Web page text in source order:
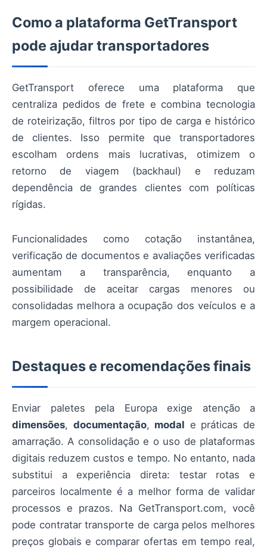
Como a plataforma GetTransport
pode ajudar transportadores
GetTransport oferece uma plataforma que
centraliza pedidos de frete e combina tecnologia
de roteirização, filtros por tipo de carga e histórico
de clientes. Isso permite que transportadores
escolham ordens mais lucrativas, otimizem o
retorno de viagem (backhaul) e reduzam
dependência de grandes clientes com políticas
rígidas.
Funcionalidades como cotação instantânea,
verificação de documentos e avaliações verificadas
aumentam a transparência, enquanto a
possibilidade de aceitar cargas menores ou
consolidadas melhora a ocupação dos veículos e a
margem operacional.
Destaques e recomendações finais
Enviar paletes pela Europa exige atenção a
dimensões, documentação, modal e práticas de
amarração. A consolidação e o uso de plataformas
digitais reduzem custos e tempo. No entanto, nada
substitui a experiência direta: testar rotas e
parceiros localmente é a melhor forma de validar
processos e prazos. Na GetTransport.com, você
pode contratar transporte de carga pelos melhores
preços globais e comparar ofertas em tempo real,